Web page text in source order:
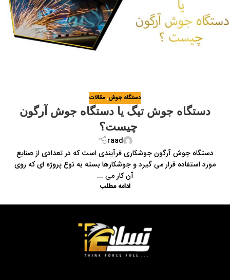
دستگاه جوش,مقالات
دستگاه جوش تیگ یا دستگاه جوش آرگون
چیست؟
raad
دستگاه جوش آرگون جوشکاری فرآیندی است که در تعدادی از صنایع
مورد استفاده قرار می گیرد و جوشکارها بسته به نوع پروژه ای که روی
آن کار می ...
ادامه مطلب